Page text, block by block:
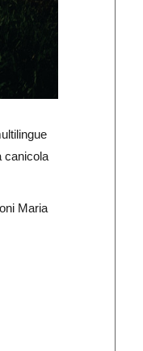
canicola
Maria